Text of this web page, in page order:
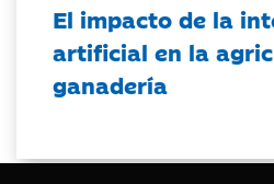
El impacto de la
artificial en la
ganadería